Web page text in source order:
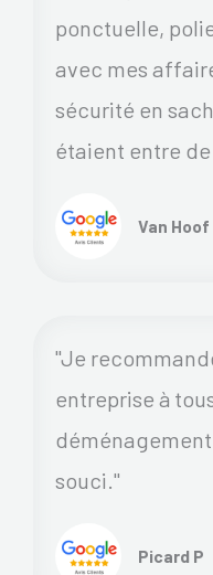
ponctuelle,
avec mes
sécurité en
étaient entre
Van Hoof
"Je
entreprise à
déménagement
souci."
Picard P